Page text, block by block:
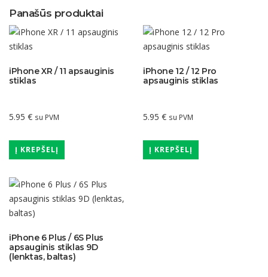
Panašūs produktai
iPhone XR / 11 apsauginis
stiklas
5.95 € su PVM
Į KREPŠELĮ
iPhone 12 / 12 Pro
apsauginis stiklas
5.95 € su PVM
Į KREPŠELĮ
iPhone 6 Plus / 6S Plus
apsauginis stiklas 9D
(lenktas, baltas)